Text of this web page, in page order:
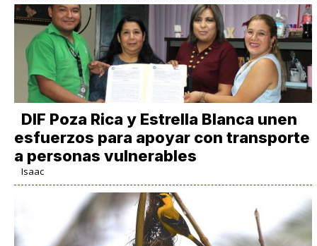
DIF Poza Rica y Estrella Blanca unen
esfuerzos para apoyar con transporte
a personas vulnerables
Isaac